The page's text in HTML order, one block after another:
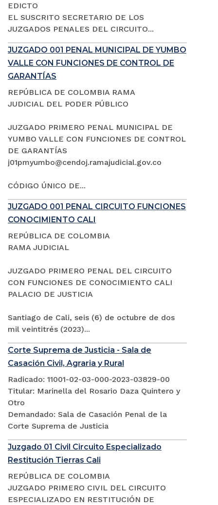
EDICTO
EL SUSCRITO SECRETARIO DE LOS
JUZGADOS PENALES DEL CIRCUITO...
JUZGADO 001 PENAL MUNICIPAL DE YUMBO
VALLE CON FUNCIONES DE CONTROL DE
GARANTÍAS
REPÚBLICA DE COLOMBIA RAMA
JUDICIAL DEL PODER PÚBLICO
JUZGADO PRIMERO PENAL MUNICIPAL DE
YUMBO VALLE CON FUNCIONES DE CONTROL
DE GARANTÍAS
j01pmyumbo@cendoj.ramajudicial.gov.co
CÓDIGO ÚNICO DE...
JUZGADO 001 PENAL CIRCUITO FUNCIONES
CONOCIMIENTO CALI
REPÚBLICA DE COLOMBIA
RAMA JUDICIAL
JUZGADO PRIMERO PENAL DEL CIRCUITO
CON FUNCIONES DE CONOCIMIENTO CALI
PALACIO DE JUSTICIA
Santiago de Cali, seis (6) de octubre de dos
mil veintitrés (2023)...
Corte Suprema de Justicia - Sala de
Casación Civil, Agraria y Rural
Radicado: 11001-02-03-000-2023-03829-00
Titular: Marinella del Rosario Daza Quintero y
Otro
Demandado: Sala de Casación Penal de la
Corte Suprema de Justicia
Juzgado 01 Civil Circuito Especializado
Restitución Tierras Cali
REPÚBLICA DE COLOMBIA
JUZGADO PRIMERO CIVIL DEL CIRCUITO
ESPECIALIZADO EN RESTITUCIÓN DE